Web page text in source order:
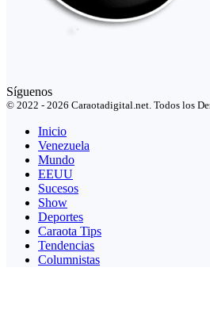
Síguenos
© 2022 - 2026 Caraotadigital.net. Todos los
Inicio
Venezuela
Mundo
EEUU
Sucesos
Show
Deportes
Caraota Tips
Tendencias
Columnistas